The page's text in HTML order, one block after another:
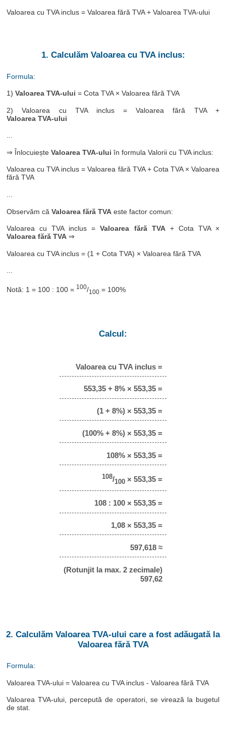
Valoarea cu TVA inclus = Valoarea fără TVA + Valoarea TVA-ului
1. Calculăm Valoarea cu TVA inclus:
Formula:
1)Valoarea TVA-ului = Cota TVA × Valoarea fără TVA
2) Valoarea cu TVA inclus = Valoarea fără TVA +
Valoarea TVA-ului
...
⇒ ÎnlocuieșteValoarea TVA-ului în formula Valorii cu TVA inclus:
Valoarea cu TVA inclus = Valoarea fără TVA + Cota TVA × Valoarea
fără TVA
Observăm căValoarea fără TVA este factor comun:
Valoarea cu TVA inclus =Valoarea fără TVA+ Cota TVA ×
Valoarea fără TVA ⇒
Valoarea cu TVA inclus = (1 + Cota TVA) × Valoarea fără TVA
Notă: 1 = 100 : 100 = 100/100 = 100%
Calcul:
Valoarea cu TVA inclus =
553,35 + 8% × 553,35 =
(1 + 8%) × 553,35 =
(100% + 8%) × 553,35 =
108% × 553,35 =
108/100 × 553,35 =
108 : 100 × 553,35 =
1,08 × 553,35 =
597,618 ≈
(Rotunjit la max. 2 zecimale)
597,62
2. Calculăm Valoarea TVA-ului care a fost adăugată la
Valoarea fără TVA
Formula:
Valoarea TVA-ului = Valoarea cu TVA inclus - Valoarea fără TVA
Valoarea TVA-ului, percepută de operatori, se virează la bugetul
de stat.